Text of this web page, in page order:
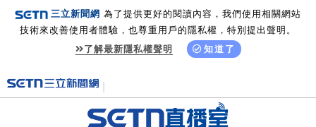
三立新聞網 為了提供更好的閱讀內容，我們使用相關網站
技術來改善使用者體驗，也尊重用戶的隱私權，特別提出聲明。
了解最新隱私權聲明
知道了